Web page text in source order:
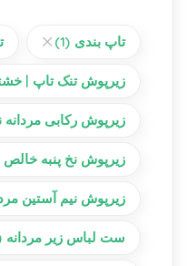
تاپ بندی (1)
زیرپوش تنک تاپ |
زیرپوش رکابی مردانه
زیرپوش نخ پنبه خالص
زیرپوش نیم آستین
ست لباس زیر مردانه